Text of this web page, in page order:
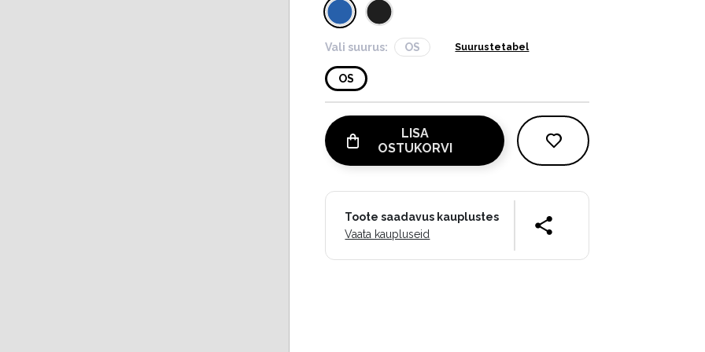
Vali suurus: OS Suurustetabel
OS
LISA
OSTUKORVI
Toote saadavus kauplustes
Vaata kaupluseid